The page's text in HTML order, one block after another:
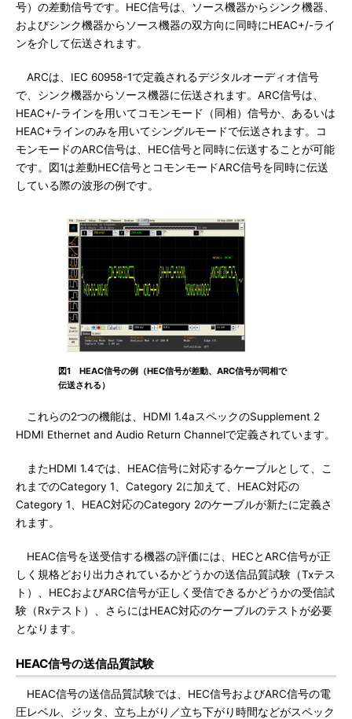
号）の差動信号です。HEC信号は、ソース機器からシンク機器、
およびシンク機器からソース機器の双方向に同時にHEAC+/-ライ
ンを介して伝送されます。
ARCは、IEC 60958-1で定義されるデジタルオーディオ信号
で、シンク機器からソース機器に伝送されます。ARC信号は、
HEAC+/-ラインを用いてコモンモード（同相）信号か、あるいは
HEAC+ラインのみを用いてシングルモードで伝送されます。コ
モンモードのARC信号は、HEC信号と同時に伝送することが可能
です。図1は差動HEC信号とコモンモードARC信号を同時に伝送
している際の波形の例です。
図1 HEAC信号の例（HEC信号が差動、ARC信号が同相で
伝送される）
これらの2つの機能は、HDMI 1.4aスペックのSupplement 2
HDMI Ethernet and Audio Return Channelで定義されています。
またHDMI 1.4では、HEAC信号に対応するケーブルとして、こ
れまでのCategory 1、Category 2に加えて、HEAC対応の
Category 1、HEAC対応のCategory 2のケーブルが新たに定義さ
れます。
HEAC信号を送受信する機器の評価には、HECとARC信号が正
しく規格どおり出力されているかどうかの送信品質試験（Txテス
ト）、HECおよびARC信号が正しく受信できるかどうかの受信試
験（Rxテスト）、さらにはHEAC対応のケーブルのテストが必要
となります。
HEAC信号の送信品質試験
HEAC信号の送信品質試験では、HEC信号およびARC信号の電
圧レベル、ジッタ、立ち上がり／立ち下がり時間などがスペック